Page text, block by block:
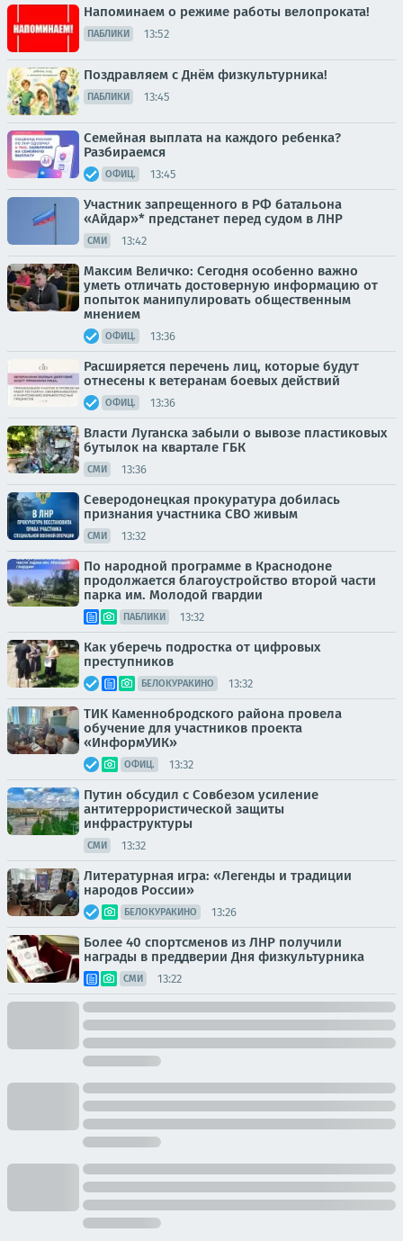
Напоминаем о режиме работы велопроката!
ПАБЛИКИ 13:52
Поздравляем с Днём физкультурника!
ПАБЛИКИ 13:45
Семейная выплата на каждого ребенка?
Разбираемся
ОФИЦ. 13:45
Участник запрещенного в РФ батальона
«Айдар»* предстанет перед судом в ЛНР
СМИ 13:42
Максим Величко: Сегодня особенно важно
уметь отличать достоверную информацию от
попыток манипулировать общественным
мнением
ОФИЦ. 13:36
Расширяется перечень лиц, которые будут
отнесены к ветеранам боевых действий
ОФИЦ. 13:36
Власти Луганска забыли о вывозе пластиковых
бутылок на квартале ГБК
СМИ 13:36
Северодонецкая прокуратура добилась
признания участника СВО живым
СМИ 13:32
По народной программе в Краснодоне
продолжается благоустройство второй части
парка им. Молодой гвардии
ПАБЛИКИ 13:32
Как уберечь подростка от цифровых
преступников
БЕЛОКУРАКИНО 13:32
ТИК Каменнобродского района провела
обучение для участников проекта
«ИнформУИК»
ОФИЦ. 13:32
Путин обсудил с Совбезом усиление
антитеррористической защиты
инфраструктуры
СМИ 13:32
Литературная игра: «Легенды и традиции
народов России»
БЕЛОКУРАКИНО 13:26
Более 40 спортсменов из ЛНР получили
награды в преддверии Дня физкультурника
СМИ 13:22